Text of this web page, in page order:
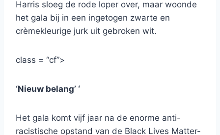
Harris sloeg de rode loper over, maar woonde
het gala bij in een ingetogen zwarte en
crèmekleurige jurk uit gebroken wit.
class = “cf”>
‘Nieuw belang’ ‘
Het gala komt vijf jaar na de enorme anti-
racistische opstand van de Black Lives Matter-